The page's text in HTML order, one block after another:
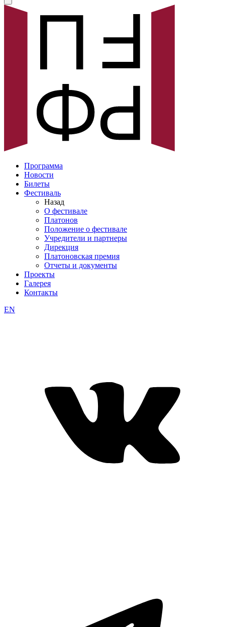
Программа
Новости
Билеты
Фестиваль
Назад
О фестивале
Платонов
Положение о фестивале
Учредители и партнеры
Дирекция
Платоновская премия
Отчеты и документы
Проекты
Галерея
Контакты
EN